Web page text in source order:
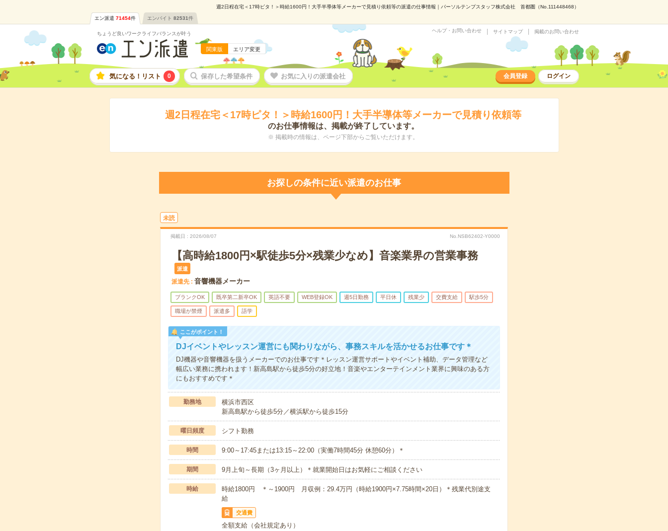
週2日程在宅＜17時ピタ！＞時給1600円！大手半導体等メーカーで見積り依頼等の派遣の仕事情報｜パーソルテンプスタッフ株式会社 首都圏（No.111448468）
エン派遣 71454件 エンバイト 82531件
ちょうど良いワークライフバランスが叶う
関東版 エリア変更
ヘルプ・お問い合わせ サイトマップ 掲載のお問い合わせ
気になる！リスト 0 保存した希望条件 お気に入りの派遣会社 会員登録 ログイン
週2日程在宅＜17時ピタ！＞時給1600円！大手半導体等メーカーで見積り依頼等
のお仕事情報は、掲載が終了しています。
※ 掲載時の情報は、ページ下部からご覧いただけます。
お探しの条件に近い派遣のお仕事
未読
掲載日 2026/08/07 No.NSB62402-Y0000
【高時給1800円×駅徒歩5分×残業少なめ】音楽業界の営業事務
派遣
派遣先 音響機器メーカー
ブランクOK 既卒第二新卒OK 英語不要 WEB登録OK 週5日勤務 平日休 残業少 交費支給 駅歩5分
職場が禁煙 派遣多 語学
ここがポイント！
DJイベントやレッスン運営にも関わりながら、事務スキルを活かせるお仕事です＊
DJ機器や音響機器を扱うメーカーでのお仕事です＊レッスン運営サポートやイベント補助、データ管理など
幅広い業務に携われます！新高島駅から徒歩5分の好立地！音楽やエンターテインメント業界に興味のある方
にもおすすめです＊
勤務地
横浜市西区
新高島駅から徒歩5分／横浜駅から徒歩15分
曜日頻度 シフト勤務
時間 9:00～17:45または13:15～22:00（実働7時間45分 休憩60分）＊
期間 9月上旬～長期（3ヶ月以上）＊就業開始日はお気軽にご相談ください
時給
時給1800円 ＊～1900円 月収例：29.4万円（時給1900円×7.75時間×20日）＊残業代別途支
給
交通費
全額支給（会社規定あり）